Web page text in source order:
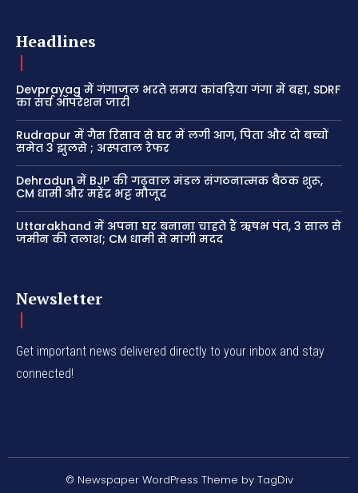
Headlines
Devprayag में गंगाजल भरते समय कांवड़िया गंगा में बहा, SDRF
का सर्च ऑपरेशन जारी
Rudrapur में गैस रिसाव से घर में लगी आग, पिता और दो बच्चों
समेत 3 झुलसे ; अस्पताल रेफर
Dehradun में BJP की गढ़वाल मंडल संगठनात्मक बैठक शुरू,
CM धामी और महेंद्र भट्ट मौजूद
Uttarakhand में अपना घर बनाना चाहते हैं ऋषभ पंत, 3 साल से
जमीन की तलाश; CM धामी से मांगी मदद
Newsletter
Get important news delivered directly to your inbox and stay
connected!
© Newspaper WordPress Theme by TagDiv